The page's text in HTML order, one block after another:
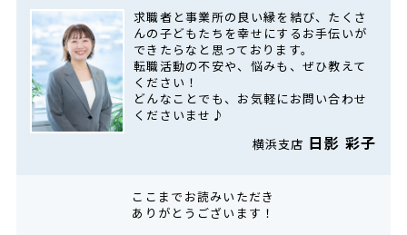
求職者と事業所の良い縁を結び、たくさ
んの子どもたちを幸せにするお手伝いが
できたらなと思っております。
転職活動の不安や、悩みも、ぜひ教えて
ください！
どんなことでも、お気軽にお問い合わせ
くださいませ♪
横浜支店 日影 彩子
ここまでお読みいただき
ありがとうございます！